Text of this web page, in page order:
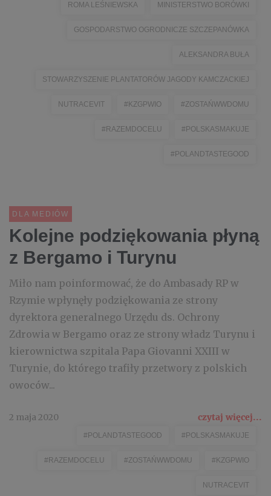
ROMA LEŚNIEWSKA MINISTERSTWO BORÓWKI
GOSPODARSTWO OGRODNICZE SZCZEPANÓWKA
ALEKSANDRA BUŁA
STOWARZYSZENIE PLANTATORÓW JAGODY KAMCZACKIEJ
NUTRACEVIT #KZGPWIO #ZOSTAŃWWDOMU
#RAZEMDOCELU #POLSKASMAKUJE
#POLANDTASTEGOOD
DLA MEDIÓW
Kolejne podziękowania płyną
z Bergamo i Turynu
Miło nam poinformować, że do Ambasady RP w
Rzymie wpłynęły podziękowania ze strony
dyrektora generalnego Urzędu ds. Ochrony
Zdrowia w Bergamo oraz ze strony władz Turynu i
kierownictwa szpitala Papa Giovanni XXIII w
Turynie, do którego trafiły przetwory z polskich
owoców...
2 maja 2020 czytaj więcej...
#POLANDTASTEGOOD #POLSKASMAKUJE
#RAZEMDOCELU #ZOSTAŃWWDOMU #KZGPWIO
NUTRACEVIT